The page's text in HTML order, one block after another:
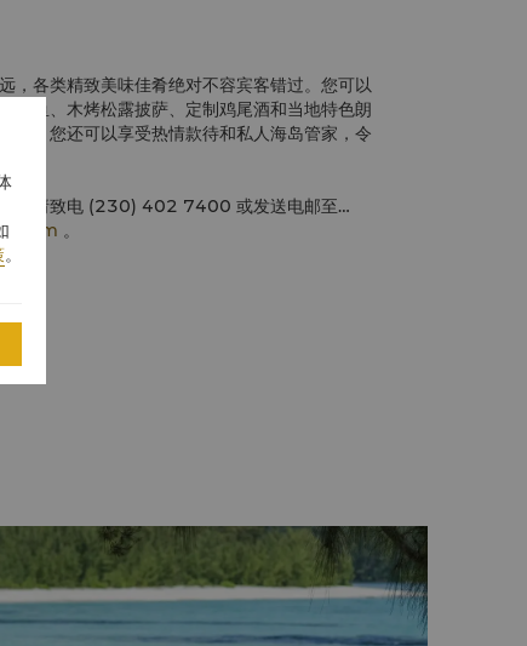
，各类精致美味佳肴绝对不容宾客错过。您可以
鲜鱼、木烤松露披萨、定制鸡尾酒和当地特色朗
围。您还可以享受热情款待和私人海岛管家，令
息，请致电 (230) 402 7400 或发送电邮至
。
。